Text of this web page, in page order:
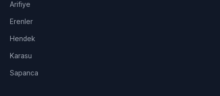
Arifiye
Erenler
Hendek
Karasu
Sapanca